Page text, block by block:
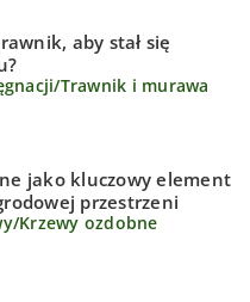
aby stał się
/Trawnik i murawa
jako kluczowy element
przestrzeni
/Krzewy ozdobne